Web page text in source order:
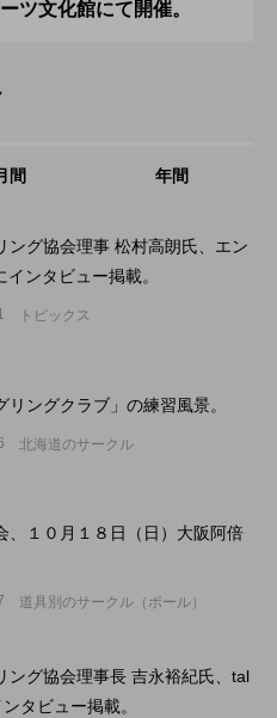
ツ文化館にて開催。
間 年間
ング協会理事 松村高朗氏、エン
ンタビュー掲載。
トピックス
リングクラブ」の練習風景。
北海道のサークル
、１０月１８日（日）大阪阿倍
道具別のサークル（ボール）
ング協会理事長 吉永裕紀氏、tal
タビュー掲載。